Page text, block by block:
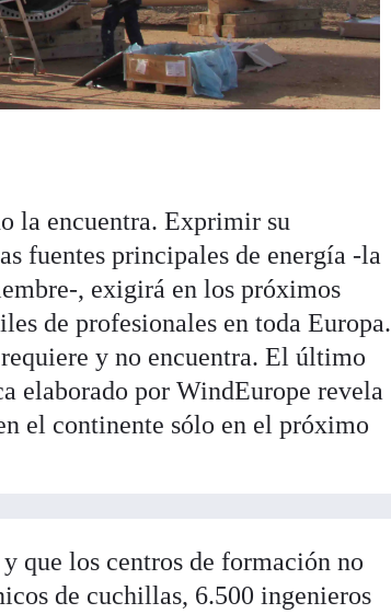
la encuentra. Exprimir su
fuentes principales de energía -la
, exigirá en los próximos
de profesionales en toda Europa.
y no encuentra. El último
elaborado por WindEurope revela
el continente sólo en el próximo
que los centros de formación no
de cuchillas, 6.500 ingenieros